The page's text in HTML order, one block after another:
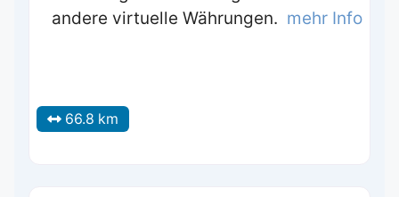
andere virtuelle Währungen. mehr Info
66.8 km